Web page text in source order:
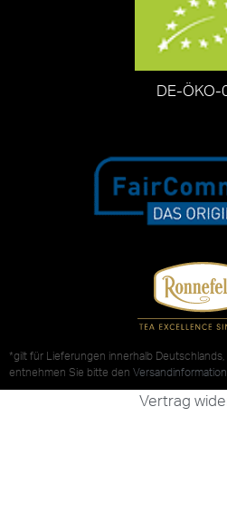
DE-ÖKO-
*gilt für Lieferungen innerhalb
entnehmen Sie bitte den
Vertrag